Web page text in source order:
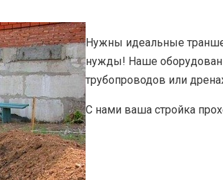
Нужны идеальные
нужды! Наше
трубопроводов или
С нами ваша стройка